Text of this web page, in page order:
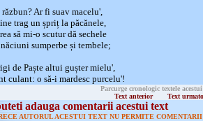
răzbun? Ar fi suav macelu',
trag un șpriț la păcănele,
să mi-o scutur dă sechele
sumperbe și tembele;
de Paște altui gușter mielu',
culant: o să-i mardesc purcelu'!
Parcurge cronologic textele
Text anterior
Text
adauga comentarii acestui text
AUTORUL ACESTUI TEXT NU PERMITE